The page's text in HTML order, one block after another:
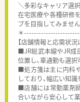
＼多彩なキャリア選
在宅医療や各種研修
プを目指してみません
＊
【店舗情報と応需状況
■JR総武本線やJR成
位置し、車通勤も選
■処方箋は主に内科
しており、幅広い知
■店舗には常勤薬剤
合いながら安心して